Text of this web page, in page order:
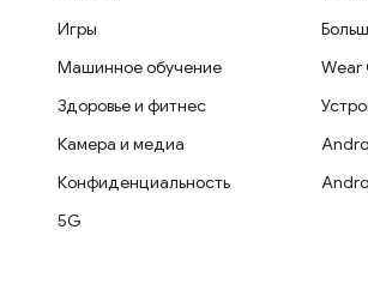
Игры
Машинное обучение
Здоровье и фитнес
Камера и медиа
Конфиденциальность
5G
Wear